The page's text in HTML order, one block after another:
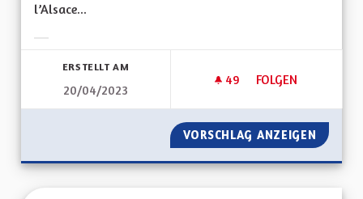
l’Alsace...
ERSTELLT AM
20/04/2023
49 49 FOLLOWER
FOLGEN
GÉOTHERMIE
VORSCHLAG ANZEIGEN